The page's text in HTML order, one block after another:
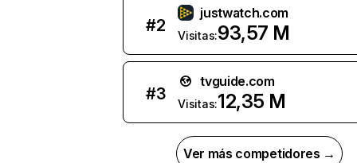
#2
justwatch.com
Visitas:93,57 M
#3
tvguide.com
Visitas:12,35 M
Ver más competidores →